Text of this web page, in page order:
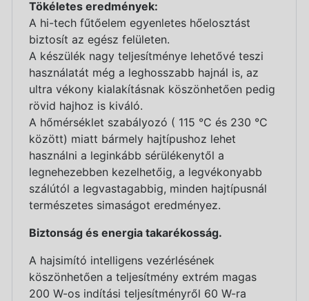
Tökéletes eredmények:
A hi-tech fűtőelem egyenletes hőelosztást
biztosít az egész felületen.
A készülék nagy teljesítménye lehetővé teszi
használatát még a leghosszabb hajnál is, az
ultra vékony kialakításnak köszönhetően pedig
rövid hajhoz is kiváló.
A hőmérséklet szabályozó ( 115 °C és 230 °C
között) miatt bármely hajtípushoz lehet
használni a leginkább sérülékenytől a
legnehezebben kezelhetőig, a legvékonyabb
szálútól a legvastagabbig, minden hajtípusnál
természetes simaságot eredményez.
Biztonság és energia takarékosság.
A hajsimító intelligens vezérlésének
köszönhetően a teljesítmény extrém magas
200 W-os indítási teljesítményről 60 W-ra